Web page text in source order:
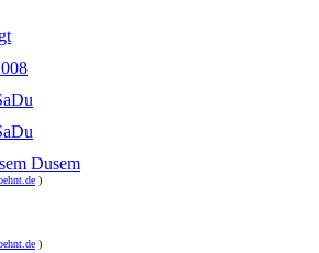
Dusem
)
)